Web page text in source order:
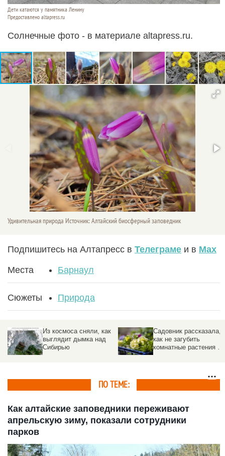
Дети катаются у памятника Ленину
Предоставлено altapress.ru
Солнечные фото - в материале altapress.ru.
Удивительная природа Источник: Алтайский биосферный заповедник
Подпишитесь на Алтапресс в Телеграме и в Max
Места Барнаул
Сюжеты Природа
Из космоса сняли, как
выглядит дымка над
Сибирью
Садовник рассказала,
как не загубить
комнатные растения во
ПО ТЕМЕ:
Как алтайские заповедники переживают
апрельскую зиму, показали сотрудники
парков